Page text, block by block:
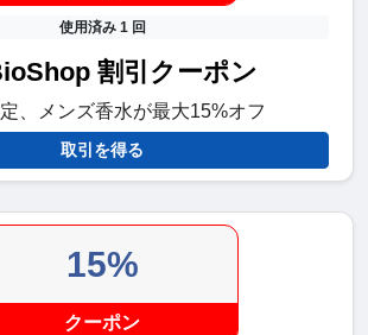
使用済み 1 回
割引クーポン
、メンズ香水が最大15%オフ
取引を得る
15%
クーポン